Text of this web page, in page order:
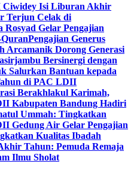
Isi Liburan Akhir
Terjun Celak di
Rosyad Gelar Pengajian
Pengajian Generus
Arcamanik Dorong Generasi
Bersinergi dengan
Salurkan Bantuan kepada
di PAC LDII
Berakhlakul Karimah,
Kabupaten Bandung Hadiri
Ummah: Tingkatkan
Gedung Air Gelar Pengajian
Kualitas Ibadah
Tahun: Pemuda Remaja
Ilmu Sholat